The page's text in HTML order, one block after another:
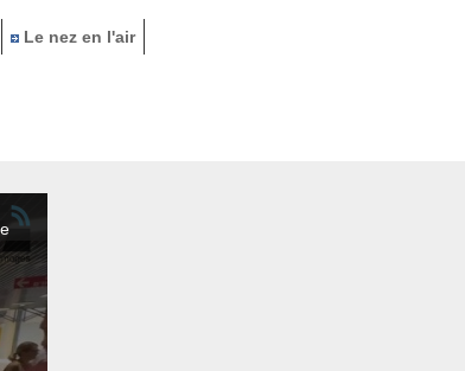
Le nez en l'air